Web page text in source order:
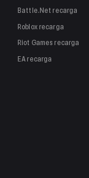
Battle.Net recarga
Roblox recarga
Riot Games recarga
EArecarga